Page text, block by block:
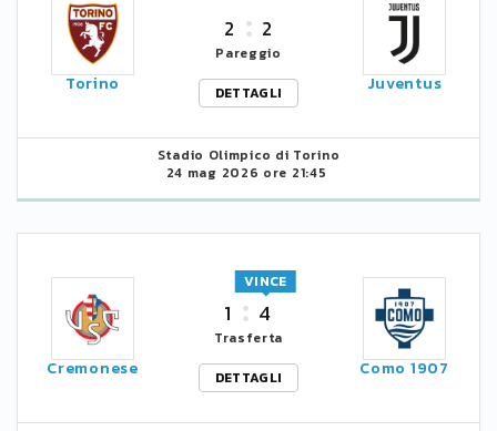
Torino
2 2
Pareggio
DETTAGLI
Juventus
Stadio Olimpico di Torino
24 mag 2026 ore 21:45
Cremonese
1 4
VINCE
Trasferta
DETTAGLI
Como 1907